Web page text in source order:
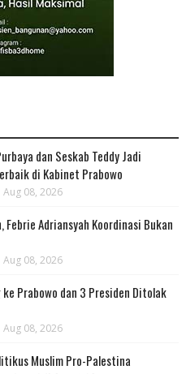
dan Seskab Teddy Jadi
di Kabinet Prabowo
Aug 08, 2026
Febrie Adriansyah Koordinasi Bukan
Aug 08, 2026
Prabowo dan 3 Presiden Ditolak
Aug 08, 2026
Muslim Pro-Palestina